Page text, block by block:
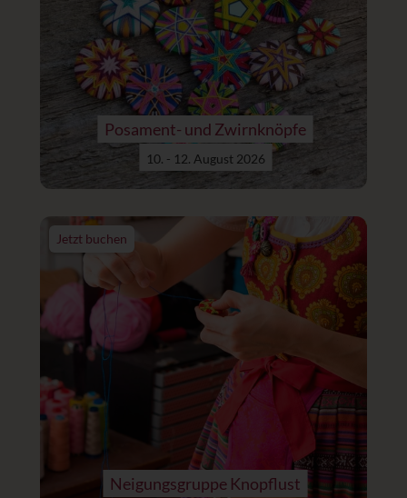
Posament- und Zwirnknöpfe
10. - 12. August 2026
Jetzt buchen
Neigungsgruppe Knopflust